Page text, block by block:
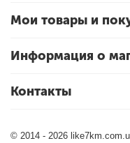
Мои товары и
Информация о
Контакты
© 2014 - 2026